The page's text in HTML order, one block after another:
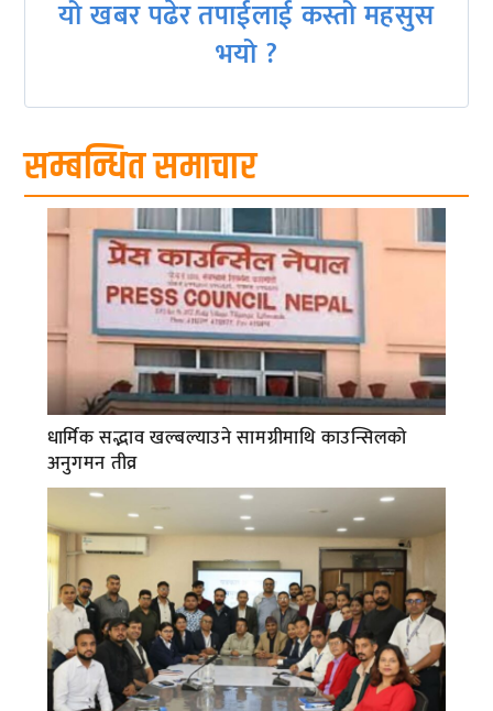
यो खबर पढेर तपाईलाई कस्तो महसुस
भयो ?
सम्बन्धित समाचार
धार्मिक सद्भाव खल्बल्याउने सामग्रीमाथि काउन्सिलको
अनुगमन तीव्र